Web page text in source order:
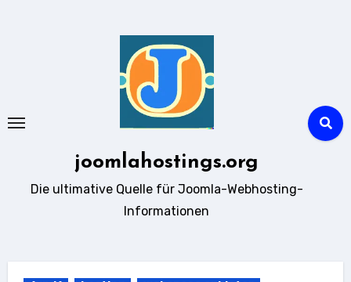
joomlahostings.org
Die ultimative Quelle für Joomla-Webhosting-
Informationen